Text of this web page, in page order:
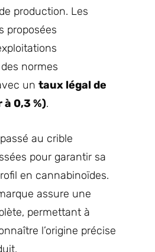
production. Les
proposées
normes
untaux légal de
0,3 %).
au crible
pour garantir sa
en cannabinoïdes.
assure une
permettant à
l’origine précise